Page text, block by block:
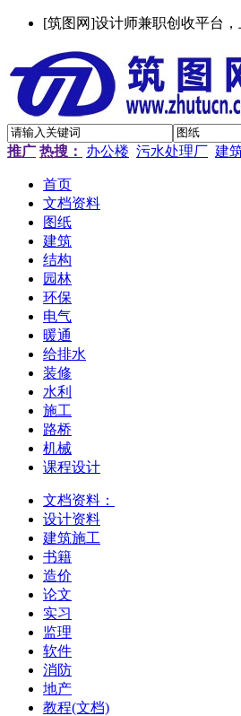
[筑图网]设计师兼职创收平台
推广 热搜： 办公楼 污水处理厂 建
首页
文档资料
图纸
建筑
结构
园林
环保
电气
暖通
给排水
装修
水利
施工
路桥
机械
课程设计
文档资料：
设计资料
建筑施工
书籍
造价
论文
实习
监理
软件
消防
地产
教程(文档)